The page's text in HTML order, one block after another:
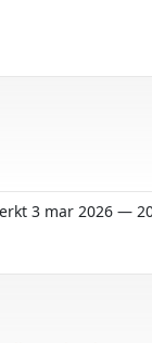
3 mar 2026 —